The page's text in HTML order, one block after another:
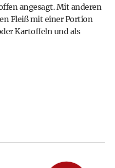
angesagt. Mit anderen
Fleiß mit einer Portion
Kartoffeln und als